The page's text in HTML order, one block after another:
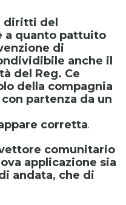
diritti del
a quanto pattuito
di
anche il
del Reg. Ce
della compagnia
partenza da un
corretta.
comunitario
applicazione sia
andata, che di